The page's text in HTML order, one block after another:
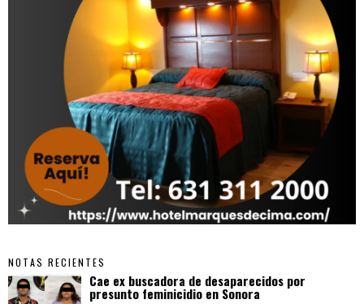
NOTAS RECIENTES
Cae ex buscadora de desaparecidos por
presunto feminicidio en Sonora